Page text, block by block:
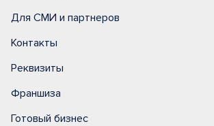
Для СМИ и партнеров
Контакты
Реквизиты
Франшиза
Готовый бизнес